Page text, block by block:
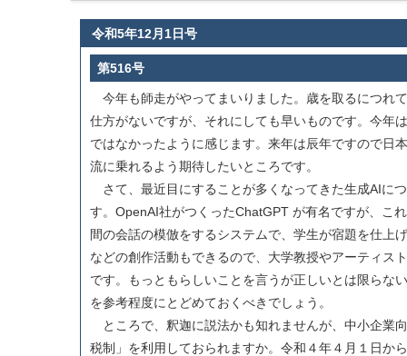
令和5年12月1日号
第516号
今年も師走がやってまいりました。歳を取るにつれ
仕方がないですが、それにしても早いものです。今年
ではなかったように感じます。来年は辰年ですので日
流に乗れるよう期待したいところです。
さて、最近目にすることが多くなってきた生成AIに
す。OpenAI社がつくったChatGPT が有名ですが、こ
間の会話の模倣をするシステムで、学生が宿題を仕上
などの創作活動もできるので、大学教授やアーティス
です。もっともらしいことを言うが正しいとは限らな
を参考程度にとどめておくべきでしょう。
ところで、釈迦に説法かも知れませんが、中小企業
税制」を利用しておられますか。令和４年４月１日か